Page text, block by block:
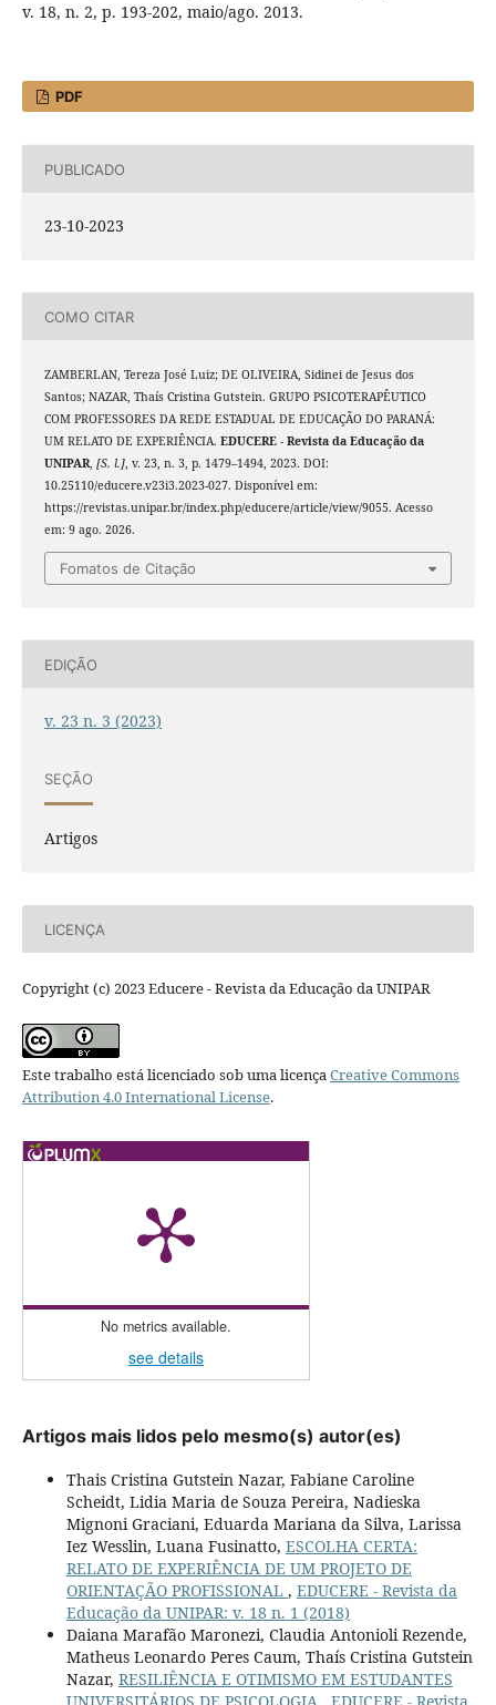
v. 18, n. 2, p. 193-202, maio/ago. 2013.
PDF
PUBLICADO
23-10-2023
COMO CITAR
ZAMBERLAN, Tereza José Luiz; DE OLIVEIRA, Sidinei de Jesus dos
Santos; NAZAR, Thaís Cristina Gutstein. GRUPO PSICOTERAPÊUTICO
COM PROFESSORES DA REDE ESTADUAL DE EDUCAÇÃO DO PARANÁ:
UM RELATO DE EXPERIÊNCIA. EDUCERE - Revista da Educação da
UNIPAR, [S. l.], v. 23, n. 3, p. 1479–1494, 2023. DOI:
10.25110/educere.v23i3.2023-027. Disponível em:
https://revistas.unipar.br/index.php/educere/article/view/9055. Acesso
em: 9 ago. 2026.
Fomatos de Citação
EDIÇÃO
v. 23 n. 3 (2023)
SEÇÃO
Artigos
LICENÇA
Copyright (c) 2023 Educere - Revista da Educação da UNIPAR
Este trabalho está licenciado sob uma licençaCreative Commons
Attribution 4.0 International License.
No metrics available.
see details
Artigos mais lidos pelo mesmo(s) autor(es)
Thais Cristina Gutstein Nazar, Fabiane Caroline
Scheidt, Lidia Maria de Souza Pereira, Nadieska
Mignoni Graciani, Eduarda Mariana da Silva, Larissa
Iez Wesslin, Luana Fusinatto, ESCOLHA CERTA:
RELATO DE EXPERIÊNCIA DE UM PROJETO DE
ORIENTAÇÃO PROFISSIONAL , EDUCERE - Revista da
Educação da UNIPAR: v. 18 n. 1 (2018)
Daiana Marafão Maronezi, Claudia Antonioli Rezende,
Matheus Leonardo Peres Caum, Thaís Cristina Gutstein
Nazar, RESILIÊNCIA E OTIMISMO EM ESTUDANTES